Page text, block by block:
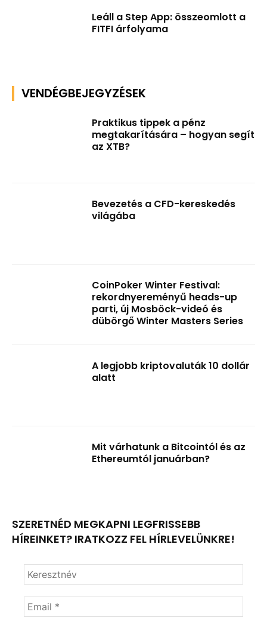
Leáll a Step App: összeomlott a
FITFI árfolyama
VENDÉGBEJEGYZÉSEK
Praktikus tippek a pénz
megtakarítására – hogyan segít
az XTB?
Bevezetés a CFD-kereskedés
világába
CoinPoker Winter Festival:
rekordnyereményű heads-up
parti, új Mosböck-videó és
dübörgő Winter Masters Series
A legjobb kriptovaluták 10 dollár
alatt
Mit várhatunk a Bitcointól és az
Ethereumtól januárban?
SZERETNÉD MEGKAPNI LEGFRISSEBB
HÍREINKET? IRATKOZZ FEL HÍRLEVELÜNKRE!